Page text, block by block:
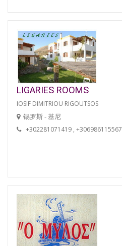
LIGARIES ROOMS
IOSIF DIMITRIOU RIGOUTSOS
锡罗斯 - 基尼
+302281071419 , +306986115567